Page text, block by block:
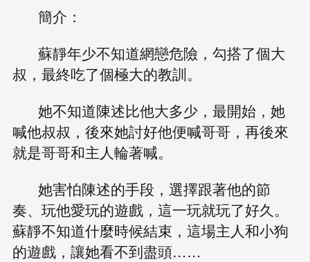
簡介：
蘇靜年少不知道網戀危險，勾搭了個大
叔，最終吃了個極大的教訓。
她不知道陳述比他大多少，最開始，她
喊他叔叔，後來她討好他便喊哥哥，再後來
就是哥哥和主人輪著喊。
她害怕陳述的手段，選擇跟著他的節
奏、玩他愛玩的遊戲，這一玩就玩了好久。
蘇靜不知道什麼時候結束，這場主人和小狗
的遊戲，讓她看不到盡頭……